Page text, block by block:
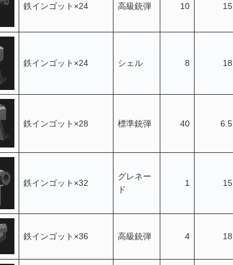
鉄インゴット×24 高級銃弾 10 15
鉄インゴット×24 シェル 8 18
鉄インゴット×28 標準銃弾 40 6.5
鉄インゴット×32
グレネー
ド
1 15
鉄インゴット×36 高級銃弾 4 18